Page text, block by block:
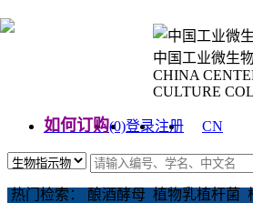
中国工业微生
CHINA
CULTURE
如何订购(0)登录注册
CN
热门检索： 酿酒酵母 植物乳植杆菌